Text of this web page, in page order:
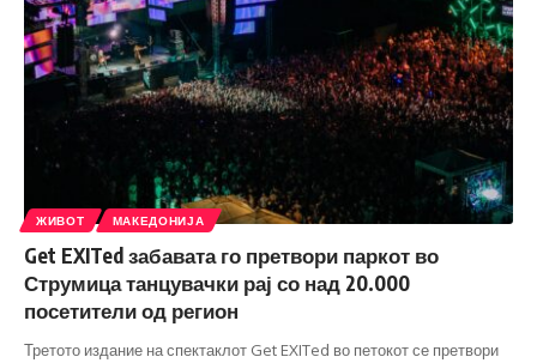
ЖИВОТ МАКЕДОНИЈА
Get EXITed забавата го претвори паркот во
Струмица танцувачки рај со над 20.000
посетители од регион
Третото издание на спектаклот Get EXITed во петокот се претвори